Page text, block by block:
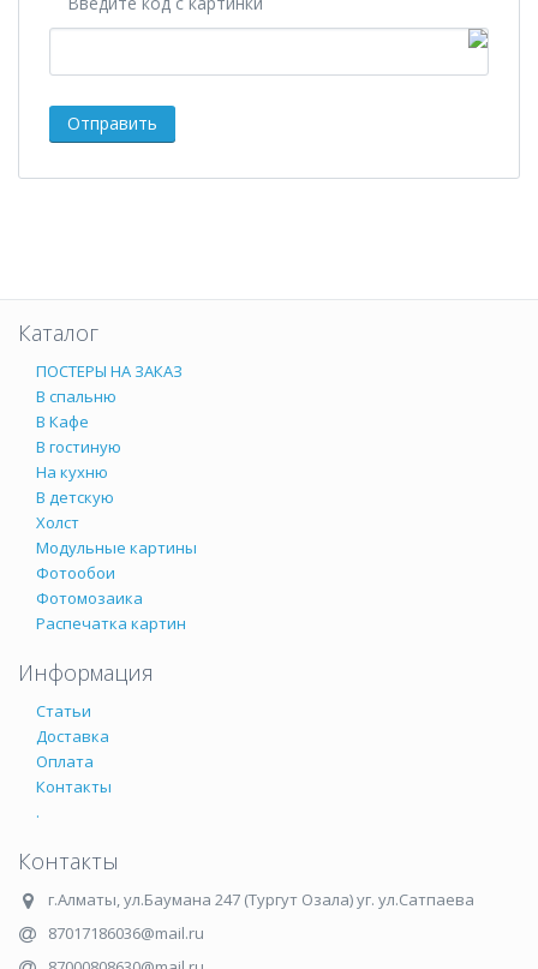
Каталог
ПОСТЕРЫ НА ЗАКАЗ
В спальню
В Кафе
В гостиную
На кухню
В детскую
Холст
Модульные картины
Фотообои
Фотомозаика
Распечатка картин
Информация
Статьи
Доставка
Оплата
Контакты
.
Контакты
г.Алматы,ул.Баумана 247 (Тургут Озала) уг. ул.Сатпаева
87017186036@mail.ru